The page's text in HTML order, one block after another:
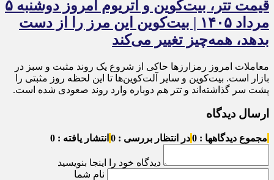
قیمت تتر، بیت‌کوین و اتریوم امروز دوشنبه ۵
مرداد ۱۴۰۵ | بیت‌کوین این مرز را از دست
بدهد، همه‌چیز تغییر می‌کند
معاملات امروز رمزارز‌ها حاکی از شروع یک روند مثبت و سبز در
بازار است. بیت‌کوین و سایر آلت‌کوین‌ها تا این لحظه روز مثبتی را
پشت سر گذاشته‌اند و تتر هم دوباره وارد روند صعودی شده است.
ارسال دیدگاه
مجموع دیدگاهها : 0 در انتظار بررسی : 0 انتشار یافته : 0
دیدگاه خود را اینجا بنویسید
نام شما